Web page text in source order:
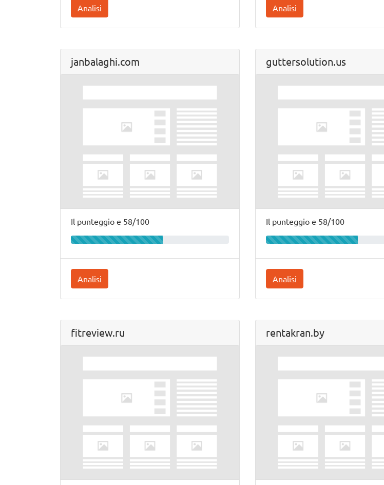
Analisi Analisi
janbalaghi.com
Il punteggio e 58/100
Analisi
guttersolution.us
Il punteggio e 58/100
Analisi
fitreview.ru rentakran.by